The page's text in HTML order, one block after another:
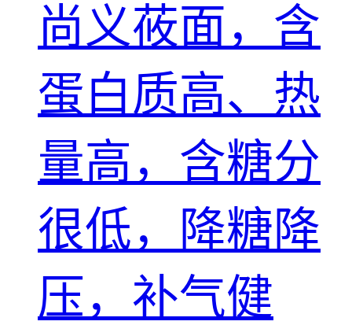
尚义莜面，含
蛋白质高、热
量高，含糖分
很低，降糖降
压，补气健